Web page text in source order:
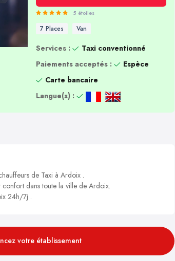
5 étoiles
7 Places Van
Services :
Taxi conventionné
Paiements acceptés :
Espèce
Carte bancaire
Langue(s) :
de Taxi à Ardoix .
confort dans toute la ville de Ardoix.
24h/7j .
votre établissement